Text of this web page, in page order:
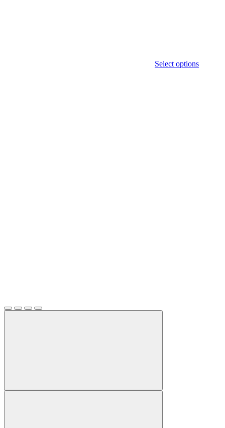
Select options